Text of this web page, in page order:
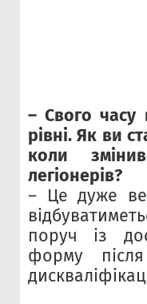
– Свого
рівні. Як ви
коли
легіонерів?
– Це дуже
поруч із
форму